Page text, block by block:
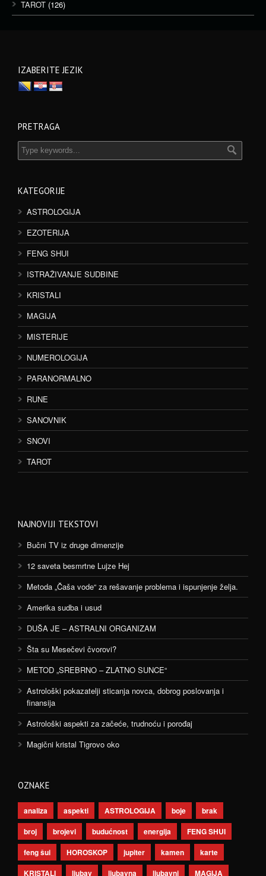
TAROT (126)
IZABERITE JEZIK
PRETRAGA
KATEGORIJE
ASTROLOGIJA
EZOTERIJA
FENG SHUI
ISTRAŽIVANJE SUDBINE
KRISTALI
MAGIJA
MISTERIJE
NUMEROLOGIJA
PARANORMALNO
RUNE
SANOVNIK
SNOVI
TAROT
NAJNOVIJI TEKSTOVI
Bučni TV iz druge dimenzije
12 saveta besmrtne Lujze Hej
Metoda „Čaša vode“ za rešavanje problema i ispunjenje želja.
Amerika sudba i usud
DUŠA JE – ASTRALNI ORGANIZAM
Šta su Mesečevi čvorovi?
METOD „SREBRNO – ZLATNO SUNCE“
Astrološki pokazatelji sticanja novca, dobrog poslovanja i
finansija
Astrološki aspekti za začeće, trudnoću i porođaj
Magični kristal Tigrovo oko
OZNAKE
analiza aspekti ASTROLOGIJA boje
brak
broj
brojevi budućnost energija
FENG SHUI
feng šui
HOROSKOP jupiter kamen
karte
KRISTALI
ljubav ljubavna ljubavni MAGIJA